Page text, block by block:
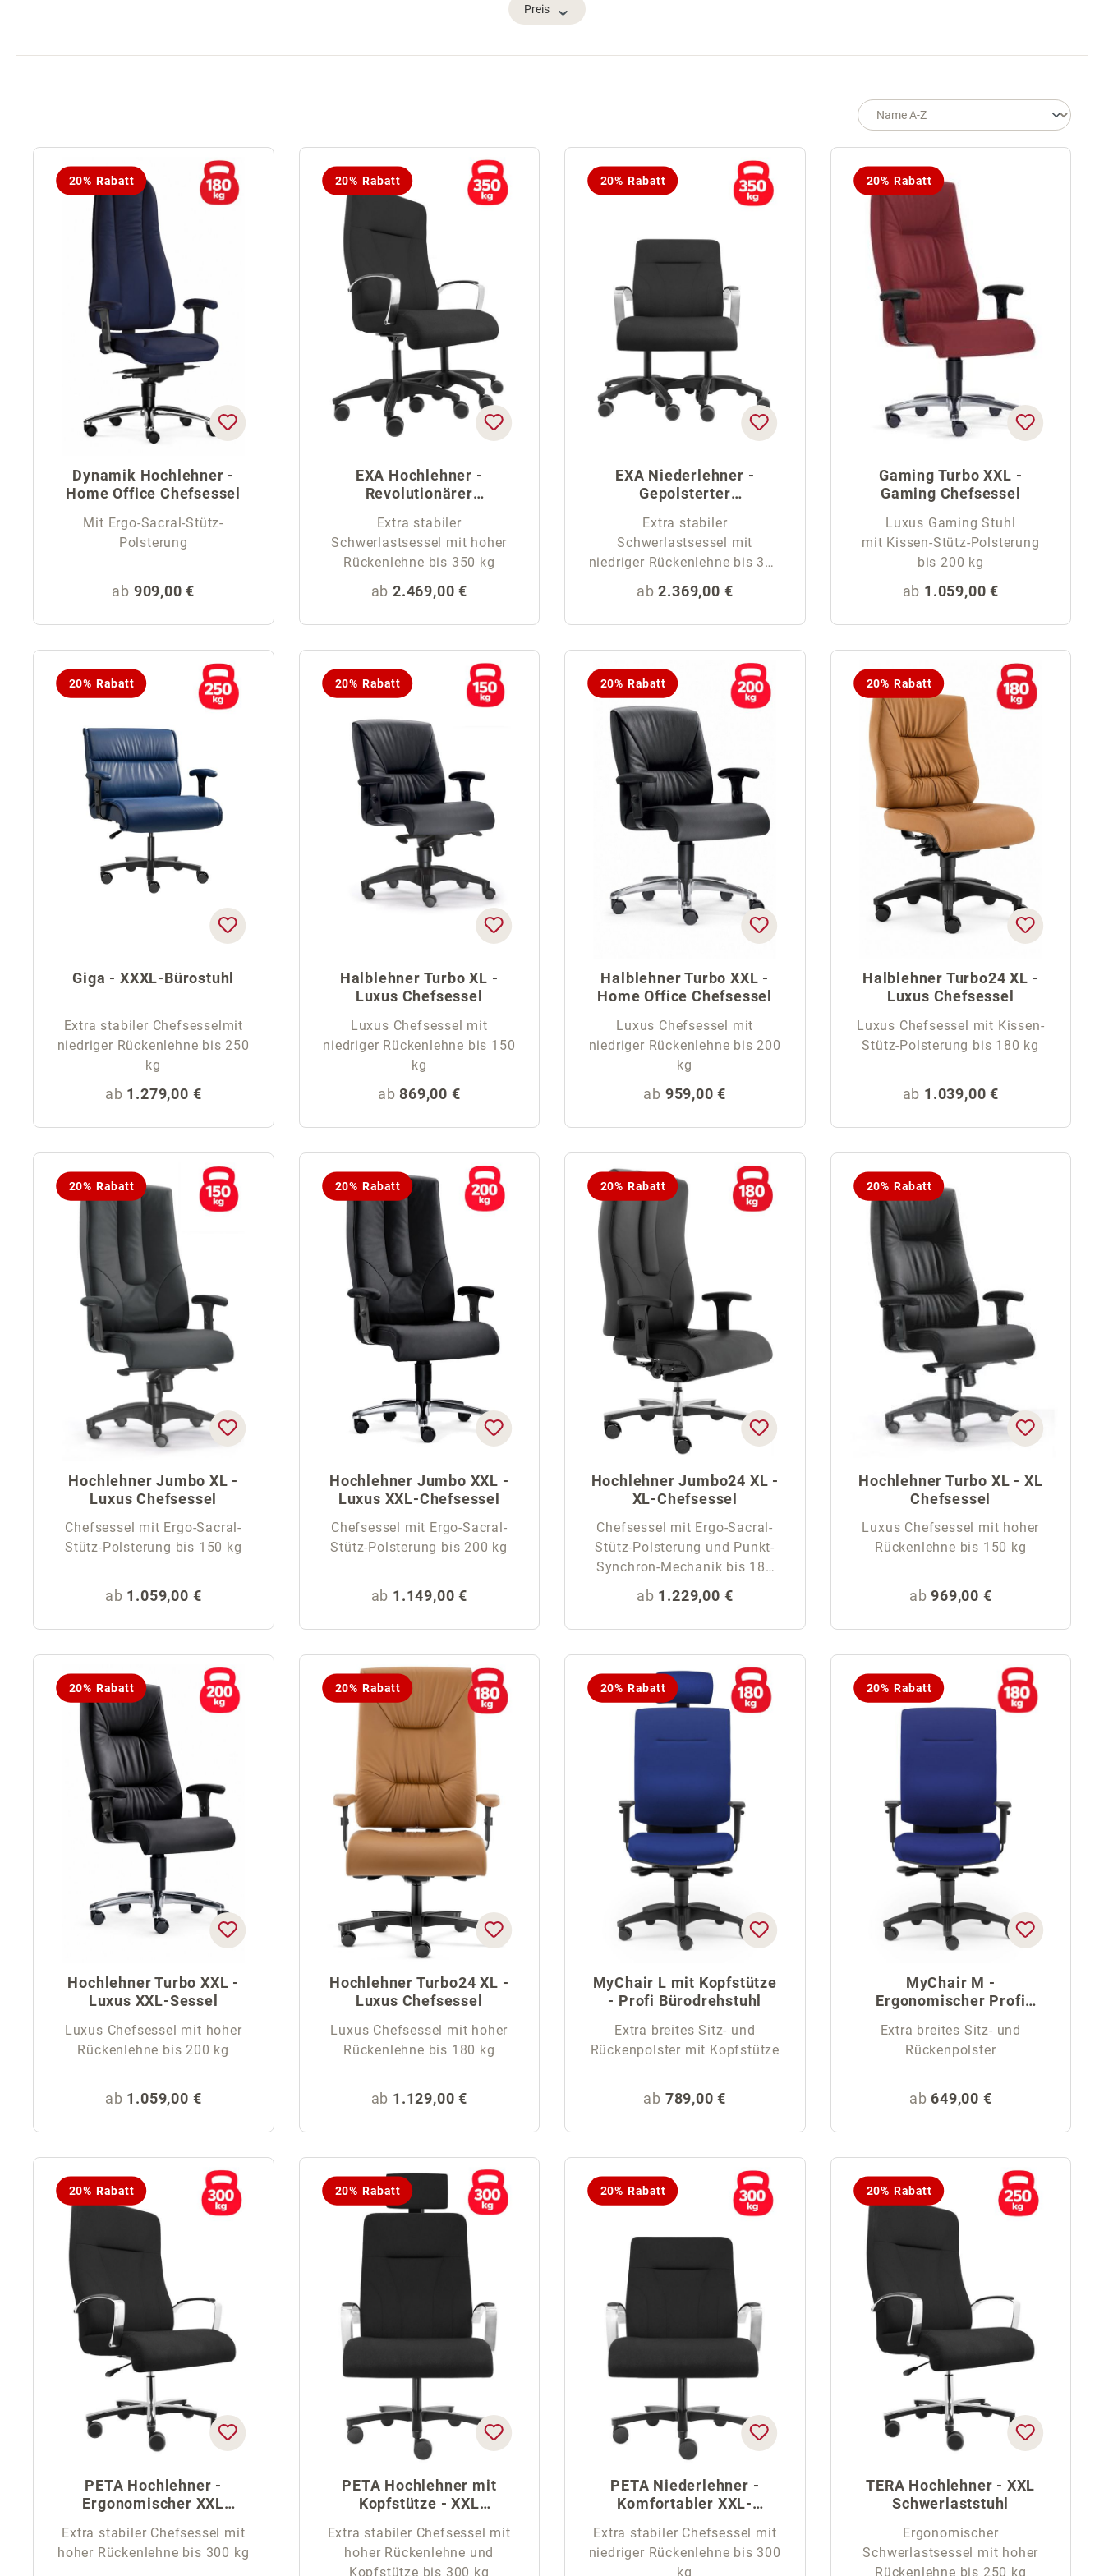
Preis
20% Rabatt
Dynamik Hochlehner -
Home Office Chefsessel
Mit Ergo-Sacral-Stütz-
Polsterung
Regulärer Preis:
ab 909,00 €
20% Rabatt
EXA Hochlehner -
Revolutionärer
Extra stabiler
Schwerlastsessel mit hoher
Rückenlehne bis 350 kg
Regulärer Preis:
ab 2.469,00 €
20% Rabatt
EXA Niederlehner -
Gepolsterter
Extra stabiler
Schwerlastsessel mit
niedriger Rückenlehne bis 350
Regulärer Preis:
ab2.369,00 €
20% Rabatt
Gaming Turbo XXL -
Gaming Chefsessel
Luxus Gaming Stuhl
mit Kissen-Stütz-Polsterung
bis 200 kg
Regulärer Preis:
ab 1.059,00 €
20% Rabatt
Giga - XXXL-Bürostuhl
Extra stabiler Chefsesselmit
niedriger Rückenlehne bis 250
kg
Regulärer Preis:
ab 1.279,00 €
20% Rabatt
Halblehner Turbo XL -
Luxus Chefsessel
Luxus Chefsessel mit
niedriger Rückenlehne bis 150
kg
Regulärer Preis:
ab869,00 €
20% Rabatt
Halblehner Turbo XXL -
Home Office Chefsessel
Luxus Chefsessel mit
niedriger Rückenlehne bis 200
kg
Regulärer Preis:
ab 959,00 €
20% Rabatt
Halblehner Turbo24 XL -
Luxus Chefsessel
Luxus Chefsessel mit Kissen-
Stütz-Polsterung bis 180 kg
Regulärer Preis:
ab 1.039,00 €
20% Rabatt
Hochlehner Jumbo XL -
Luxus Chefsessel
Chefsessel mit Ergo-Sacral-
Stütz-Polsterung bis 150 kg
Regulärer Preis:
ab 1.059,00 €
20% Rabatt
Hochlehner Jumbo XXL -
Luxus XXL-Chefsessel
Chefsessel mit Ergo-Sacral-
Stütz-Polsterung bis 200 kg
Regulärer Preis:
ab 1.149,00 €
20% Rabatt
Hochlehner Jumbo24 XL -
XL-Chefsessel
Chefsessel mit Ergo-Sacral-
Stütz-Polsterung und Punkt-
Synchron-Mechanik bis 180
kg
Regulärer Preis:
ab 1.229,00 €
20% Rabatt
Hochlehner Turbo XL - XL
Chefsessel
Luxus Chefsessel mit hoher
Rückenlehne bis 150 kg
Regulärer Preis:
ab969,00 €
20% Rabatt
Hochlehner Turbo XXL -
Luxus XXL-Sessel
Luxus Chefsessel mit hoher
Rückenlehne bis 200 kg
Regulärer Preis:
ab 1.059,00 €
20% Rabatt
Hochlehner Turbo24 XL -
Luxus Chefsessel
Luxus Chefsessel mit hoher
Rückenlehne bis 180 kg
Regulärer Preis:
ab 1.129,00 €
20% Rabatt
MyChair L mit Kopfstütze
- Profi Bürodrehstuhl
Extra breites Sitz- und
Rückenpolster mit Kopfstütze
Regulärer Preis:
ab 789,00 €
20% Rabatt
MyChair M -
Ergonomischer Profi
Extra breites Sitz- und
Rückenpolster
Regulärer Preis:
ab 649,00 €
20% Rabatt
PETA Hochlehner -
Ergonomischer XXL
Extra stabiler Chefsessel mit
hoher Rückenlehne bis 300 kg
20% Rabatt
PETA Hochlehner mit
Kopfstütze - XXL
Extra stabiler Chefsessel mit
hoher Rückenlehne und
Kopfstütze bis 300 kg
20% Rabatt
PETA Niederlehner -
Komfortabler XXL-
Extra stabiler Chefsessel mit
niedriger Rückenlehne bis 300
kg
20% Rabatt
TERA Hochlehner - XXL
Schwerlaststuhl
Ergonomischer
Schwerlastsessel mit hoher
Rückenlehne bis 250 kg